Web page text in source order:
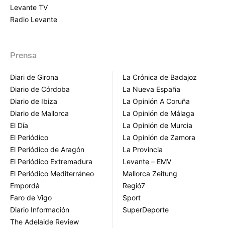
Levante TV
Radio Levante
Prensa
Diari de Girona
Diario de Córdoba
Diario de Ibiza
Diario de Mallorca
El Día
El Periódico
El Periódico de Aragón
El Periódico Extremadura
El Periódico Mediterráneo
Empordà
Faro de Vigo
Diario Información
The Adelaide Review
La Crónica de Badajoz
La Nueva España
La Opinión A Coruña
La Opinión de Málaga
La Opinión de Murcia
La Opinión de Zamora
La Provincia
Levante – EMV
Mallorca Zeitung
Regió7
Sport
SuperDeporte